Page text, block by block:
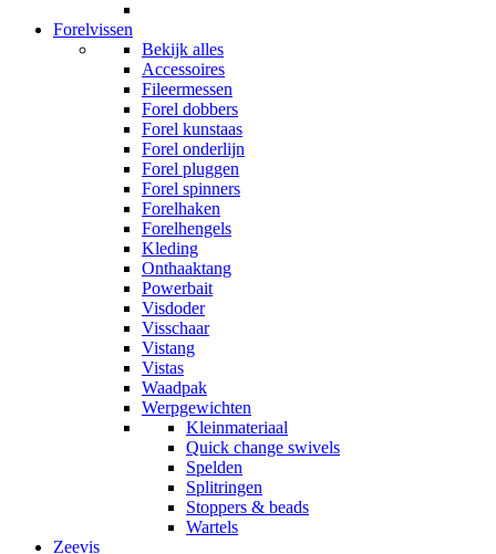
Forelvissen
Bekijk alles
Accessoires
Fileermessen
Forel dobbers
Forel kunstaas
Forel onderlijn
Forel pluggen
Forel spinners
Forelhaken
Forelhengels
Kleding
Onthaaktang
Powerbait
Visdoder
Visschaar
Vistang
Vistas
Waadpak
Werpgewichten
Kleinmateriaal
Quick change swivels
Spelden
Splitringen
Stoppers & beads
Wartels
Zeevis